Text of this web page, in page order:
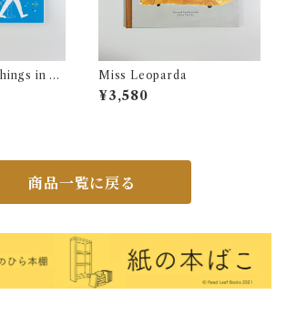
in M
Beyond
Miss Leoparda
¥3,580
商品一覧に戻る